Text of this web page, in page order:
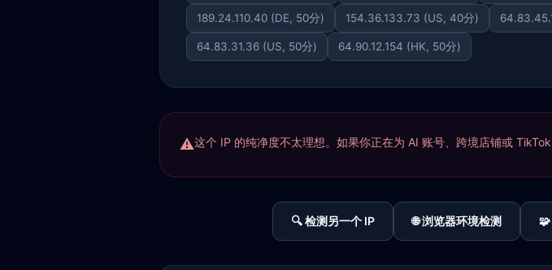
189.24.110.40 (DE, 50分) 154.36.133.73 (US, 40分)
64.83.31.36 (US, 50分) 64.90.12.154 (HK, 50分)
这个 IP 的纯净度不太理想。如果你正在为 AI 账号、跨境店铺或 TikTok
🔍 检测另一个 IP 🌐 浏览器环境检测